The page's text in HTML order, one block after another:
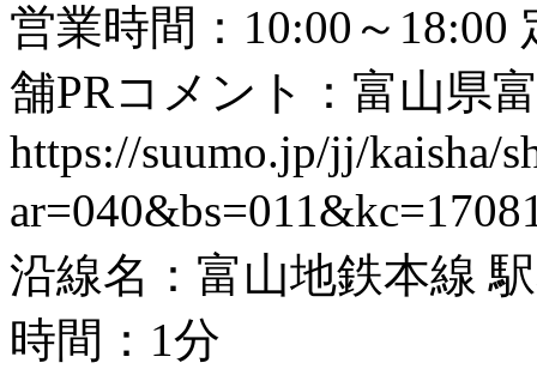
営業時間：10:00～
舗PRコメント：富山県
https://suumo.jp/jj/kaisha/
沿線名：富山地鉄本線
時間：1分